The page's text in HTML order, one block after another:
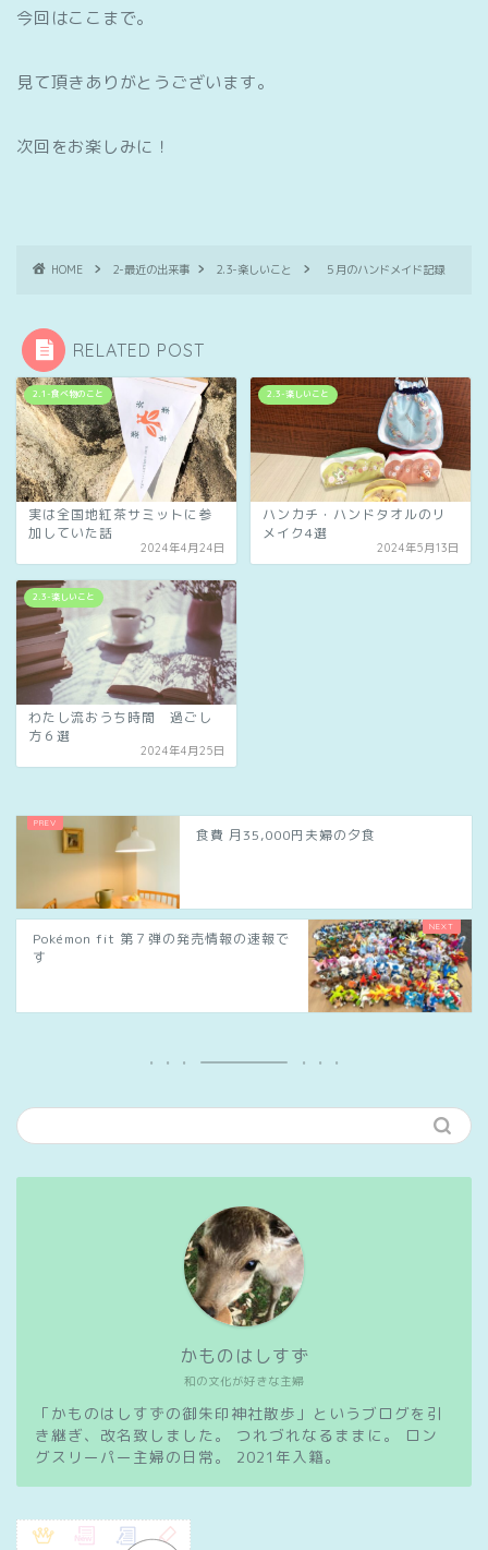
今回はここまで。
見て頂きありがとうございます。
次回をお楽しみに！
HOME 2-最近の出来事 2.3-楽しいこと ５月のハンドメイド記録
RELATED POST
2.1-食べ物のこと
実は全国地紅茶サミットに参
加していた話
2024年4月24日
2.3-楽しいこと
ハンカチ・ハンドタオルのリ
メイク4選
2024年5月13日
2.3-楽しいこと
わたし流おうち時間 過ごし
方６選
2024年4月25日
食費 月35,000円夫婦の夕食
Pokémon fit 第７弾の発売情報の速報で
す
和の文化が好きな主婦
かものはしすず
「かものはしすずの御朱印神社散歩」というブログを引
き継ぎ、改名致しました。 つれづれなるままに。 ロン
グスリーパー主婦の日常。 2021年入籍。